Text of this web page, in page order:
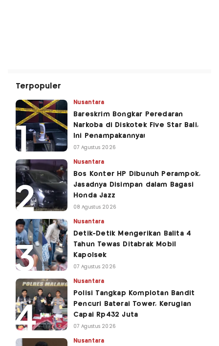
Terpopuler
Nusantara
Bareskrim Bongkar Peredaran
Narkoba di Diskotek Five Star Bali,
Ini Penampakannya!
07 Agustus 2026
Nusantara
Bos Konter HP Dibunuh Perampok,
Jasadnya Disimpan dalam Bagasi
Honda Jazz
08 Agustus 2026
Nusantara
Detik-Detik Mengerikan Balita 4
Tahun Tewas Ditabrak Mobil
Kapolsek
07 Agustus 2026
Nusantara
Polisi Tangkap Komplotan Bandit
Pencuri Baterai Tower, Kerugian
Capai Rp432 Juta
07 Agustus 2026
Nusantara